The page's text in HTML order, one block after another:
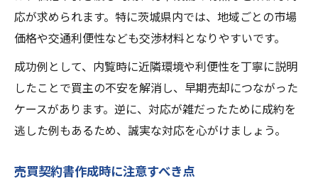
応が求められます。特に茨城県内では、地域ごとの市場
価格や交通利便性なども交渉材料となりやすいです。
成功例として、内覧時に近隣環境や利便性を丁寧に説明
したことで買主の不安を解消し、早期売却につながった
ケースがあります。逆に、対応が雑だったために成約を
逃した例もあるため、誠実な対応を心がけましょう。
売買契約書作成時に注意すべき点